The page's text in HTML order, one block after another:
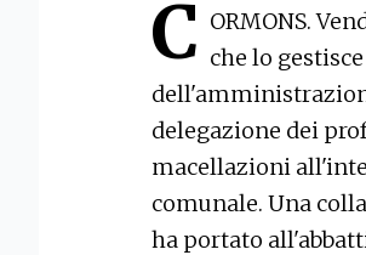
C ORMONS.
che lo
delegazione dei
macellazioni
comunale. Una
ha portato